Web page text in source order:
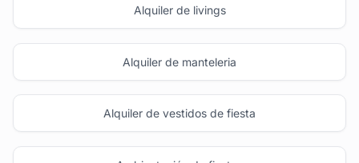
Alquiler de livings
Alquiler de manteleria
Alquiler de vestidos de fiesta